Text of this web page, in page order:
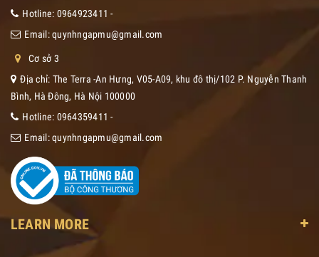
Hotline: 0964923411 -
Email:quynhngapmu@gmail.com
Cơ sở 3
Địa chỉ: The Terra -An Hưng, V05-A09, khu đô thị/102 P. Nguyễn Thanh
Bình, Hà Đông, Hà Nội 100000
Hotline: 0964359411 -
Email:quynhngapmu@gmail.com
LEARN MORE